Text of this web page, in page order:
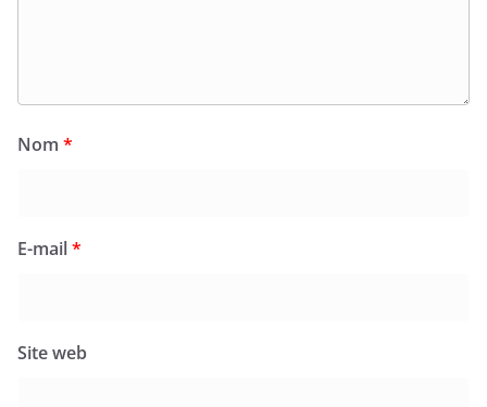
Nom *
E-mail*
Site web